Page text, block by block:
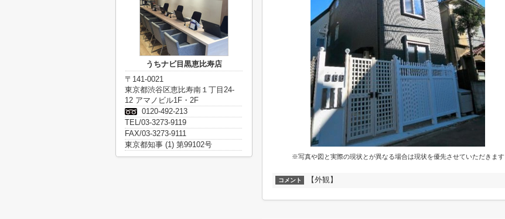
※写真や図と実際の現状とが異なる場合は現状を優先させていただきます
コメント 【外観】
うちナビ目黒恵比寿店
〒141-0021
東京都渋谷区恵比寿南１丁目24-
12 アマノビル1F・2F
0120-492-213
TEL/03-3273-9119
FAX/03-3273-9111
東京都知事 (1) 第99102号